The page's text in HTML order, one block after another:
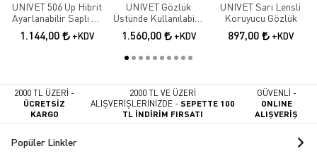
UNIVET 506 Up Hibrit
Ayarlanabilir Saplı Ve
Baş Bantlı Çizilmeye
Ve Buğu Oluşumuna
1.144,00 +KDV
UNIVET Gözlük
Üstünde Kullanılabilir
Kauçuk Içlikli
Koruyucu Gözlük
1.560,00 +KDV
UNIVET Sarı Lensli
Koruyucu Gözlük
897,00 +KDV
2000 TL ÜZERİ -
ÜCRETSİZ
KARGO
2000 TL VE ÜZERİ
ALIŞVERİŞLERİNİZDE -SEPETTE 100
TL İNDİRİM FIRSATI
GÜVENLİ -
ONLINE
ALIŞVERİŞ
Popüler Linkler